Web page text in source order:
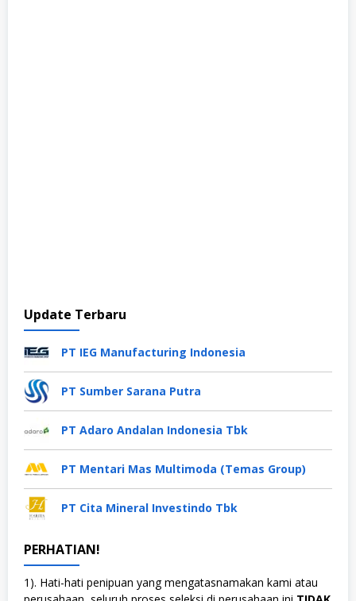
Update Terbaru
PT IEG Manufacturing Indonesia
PT Sumber Sarana Putra
PT Adaro Andalan Indonesia Tbk
PT Mentari Mas Multimoda (Temas Group)
PT Cita Mineral Investindo Tbk
PERHATIAN!
1). Hati-hati penipuan yang mengatasnamakan kami atau